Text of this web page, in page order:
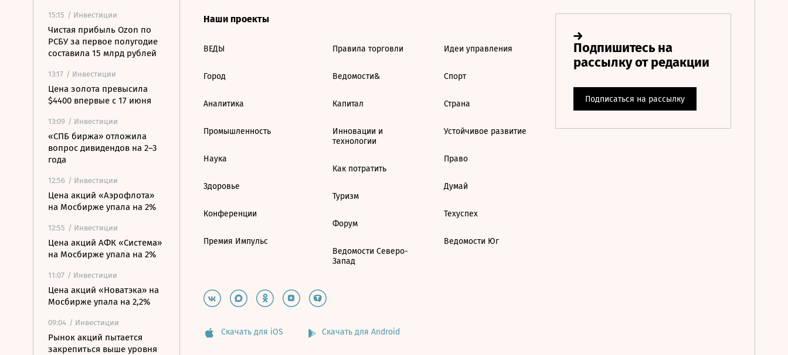
15:15 / Инвестиции
Чистая прибыль Ozon по
РСБУ за первое полугодие
составила 15 млрд рублей
13:17 / Инвестиции
Цена золота превысила
$4400 впервые с 17 июня
13:09 / Инвестиции
«СПБ биржа» отложила
вопрос дивидендов на 2–3
года
12:56 / Инвестиции
Цена акций «Аэрофлота»
на Мосбирже упала на 2%
12:55 / Инвестиции
Цена акций АФК «Система»
на Мосбирже упала на 2%
11:07 / Инвестиции
Цена акций «Новатэка» на
Мосбирже упала на 2,2%
09:04 / Инвестиции
Рынок акций пытается
закрепиться выше уровня
Наши проекты
ВЕДЫ
Город
Аналитика
Промышленность
Наука
Здоровье
Конференции
Премия Импульс
Правила торговли
Ведомости&
Капитал
Инновации и
технологии
Как потратить
Туризм
Форум
Ведомости Северо-
Запад
Идеи управления
Спорт
Страна
Устойчивое развитие
Право
Думай
Техуспех
Ведомости Юг
Скачать для iOS Скачать для Android